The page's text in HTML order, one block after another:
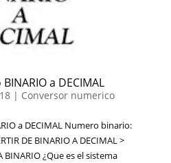
a DECIMAL
| Conversor numerico
a DECIMAL Numero binario:
DE BINARIO A DECIMAL >
BINARIO ¿Que es el sistema